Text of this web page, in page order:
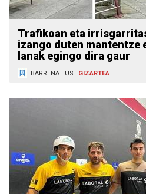
Trafikoan eta
izango duten mantentze
lanak egingo dira gaur
BARRENA.EUS GIZARTEA